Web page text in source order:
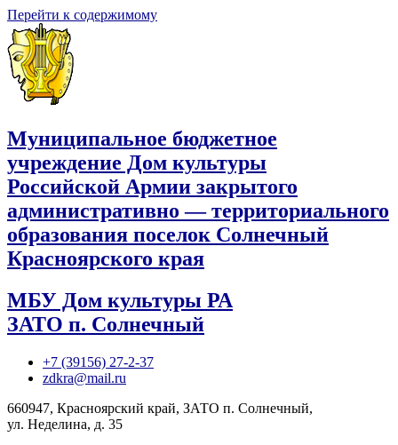
Перейти к содержимому
Муниципальное бюджетное
учреждение Дом культуры
Российской Армии закрытого
административно — территориального
образования поселок Солнечный
Красноярского края
МБУ Дом культуры РА
ЗАТО п. Солнечный
+7 (39156) 27-2-37
zdkra@mail.ru
660947, Красноярский край, ЗАТО п. Солнечный,
ул. Неделина, д. 35